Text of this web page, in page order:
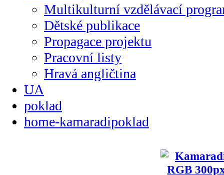
Multikulturní vzdělávací
Dětské publikace
Propagace projektu
Pracovní listy
Hravá angličtina
UA
poklad
home-kamaradipoklad